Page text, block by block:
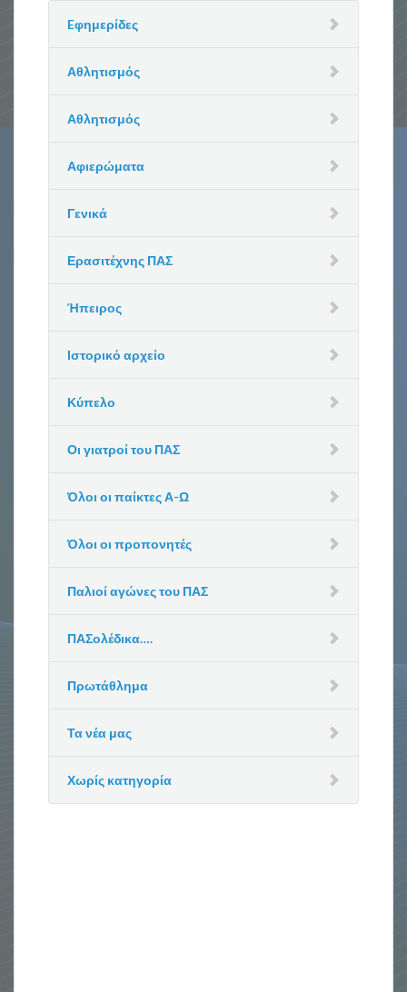
Eφημερίδες
Αθλητισμός
Αθλητισμός
Αφιερώματα
Γενικά
Ερασιτέχνης ΠΑΣ
Ήπειρος
Ιστορικό αρχείο
Κύπελο
Οι γιατροί του ΠΑΣ
Όλοι οι παίκτες Α-Ω
Όλοι οι προπονητές
Παλιοί αγώνες του ΠΑΣ
ΠΑΣολέδικα….
Πρωτάθλημα
Τα νέα μας
Χωρίς κατηγορία